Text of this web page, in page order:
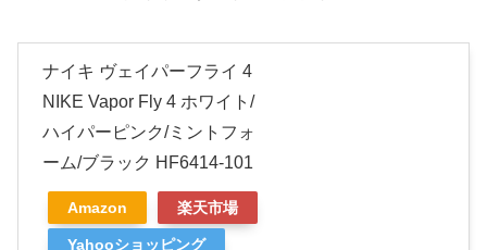
ナイキ ヴェイパーフライ 4
NIKE Vapor Fly 4 ホワイト/
ハイパーピンク/ミントフォ
ーム/ブラック HF6414-101
Amazon 楽天市場
Yahooショッピング